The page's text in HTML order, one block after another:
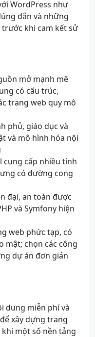
WordPress như
đắn và những
trước khi cam kết sử
mở mạnh mẽ
có cấu trúc,
trang web quy mô
phủ, giáo dục và
và mô hình hóa nội
cung cấp nhiều tính
có đường cong
đại, an toàn được
và Symfony hiện
web phức tạp, có
mật; chọn các công
dự án đơn giản
dung miễn phí và
xây dựng trang
một số nền tảng